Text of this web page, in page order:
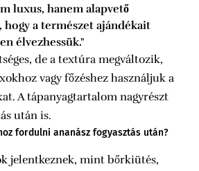
luxus, hanem alapvető
a természet ajándékait
élvezhessük."
de a textúra megváltozik,
vagy főzéshez használjuk a
A tápanyagtartalom nagyrészt
után is.
fordulni ananász fogyasztás után?
jelentkeznek, mint bőrkiütés,